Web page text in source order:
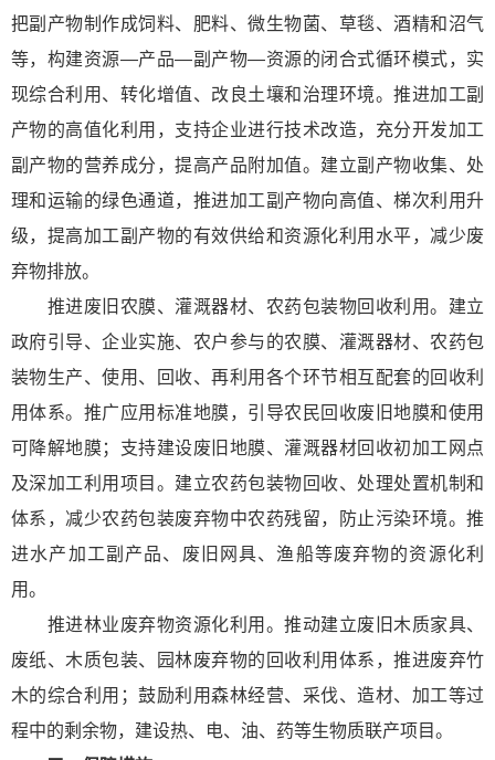
把副产物制作成饲料、肥料、微生物菌、草毯、酒精和沼气
等，构建资源—产品—副产物—资源的闭合式循环模式，实
现综合利用、转化增值、改良土壤和治理环境。推进加工副
产物的高值化利用，支持企业进行技术改造，充分开发加工
副产物的营养成分，提高产品附加值。建立副产物收集、处
理和运输的绿色通道，推进加工副产物向高值、梯次利用升
级，提高加工副产物的有效供给和资源化利用水平，减少废
弃物排放。
推进废旧农膜、灌溉器材、农药包装物回收利用。建立
政府引导、企业实施、农户参与的农膜、灌溉器材、农药包
装物生产、使用、回收、再利用各个环节相互配套的回收利
用体系。推广应用标准地膜，引导农民回收废旧地膜和使用
可降解地膜；支持建设废旧地膜、灌溉器材回收初加工网点
及深加工利用项目。建立农药包装物回收、处理处置机制和
体系，减少农药包装废弃物中农药残留，防止污染环境。推
进水产加工副产品、废旧网具、渔船等废弃物的资源化利
用。
推进林业废弃物资源化利用。推动建立废旧木质家具、
废纸、木质包装、园林废弃物的回收利用体系，推进废弃竹
木的综合利用；鼓励利用森林经营、采伐、造材、加工等过
程中的剩余物，建设热、电、油、药等生物质联产项目。